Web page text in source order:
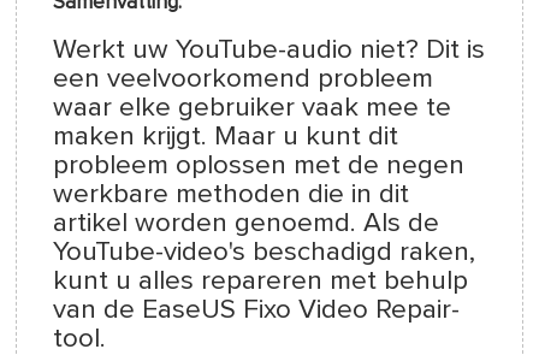
Werkt uw YouTube-audio niet? Dit is
een veelvoorkomend probleem
waar elke gebruiker vaak mee te
maken krijgt. Maar u kunt dit
probleem oplossen met de negen
werkbare methoden die in dit
artikel worden genoemd. Als de
YouTube-video's beschadigd raken,
kunt u alles repareren met behulp
van de EaseUS Fixo Video Repair-
tool.